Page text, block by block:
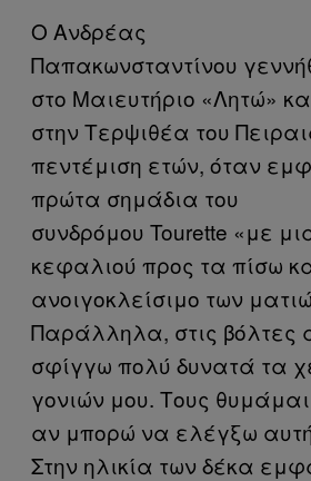
Ο Ανδρέας
Παπακωνσταντίνου
στο Μαιευτήριο «Λητώ»
στην Τερψιθέα του
πεντέμιση ετών, όταν
πρώτα σημάδια του
συνδρόμου Tourette «με
κεφαλιού προς τα πίσω
ανοιγοκλείσιμο των
Παράλληλα, στις βόλτες
σφίγγω πολύ δυνατά τα
γονιών μου. Τους
αν μπορώ να ελέγξω
Στην ηλικία των δέκα